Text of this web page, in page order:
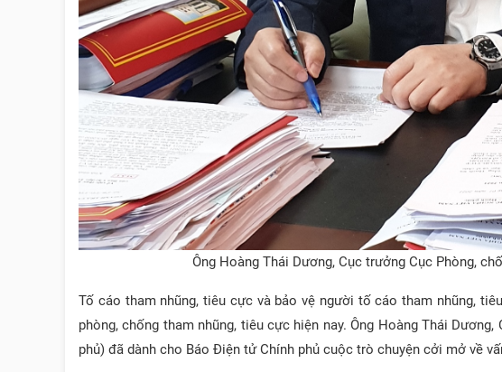
Ông Hoàng Thái Dương, Cục trưởng Cục Phòng,
Tố cáo tham nhũng, tiêu cực và bảo vệ người tố cáo tham nhũng,
phòng, chống tham nhũng, tiêu cực hiện nay. Ông Hoàng Thái
phủ) đã dành cho Báo Điện tử Chính phủ cuộc trò chuyện cởi mở về